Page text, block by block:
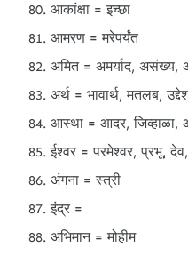
आकांक्षा = इच्छा
आमरण = मरेपर्यंत
अमित = अमर्याद, असंख्य,
अर्थ = भावार्थ, मतलब,
आस्था = आदर,
ईश्वर = परमेश्वर, प्रभू,
अंगना = स्त्री
इंद्र =
अभिमान = मोहीम